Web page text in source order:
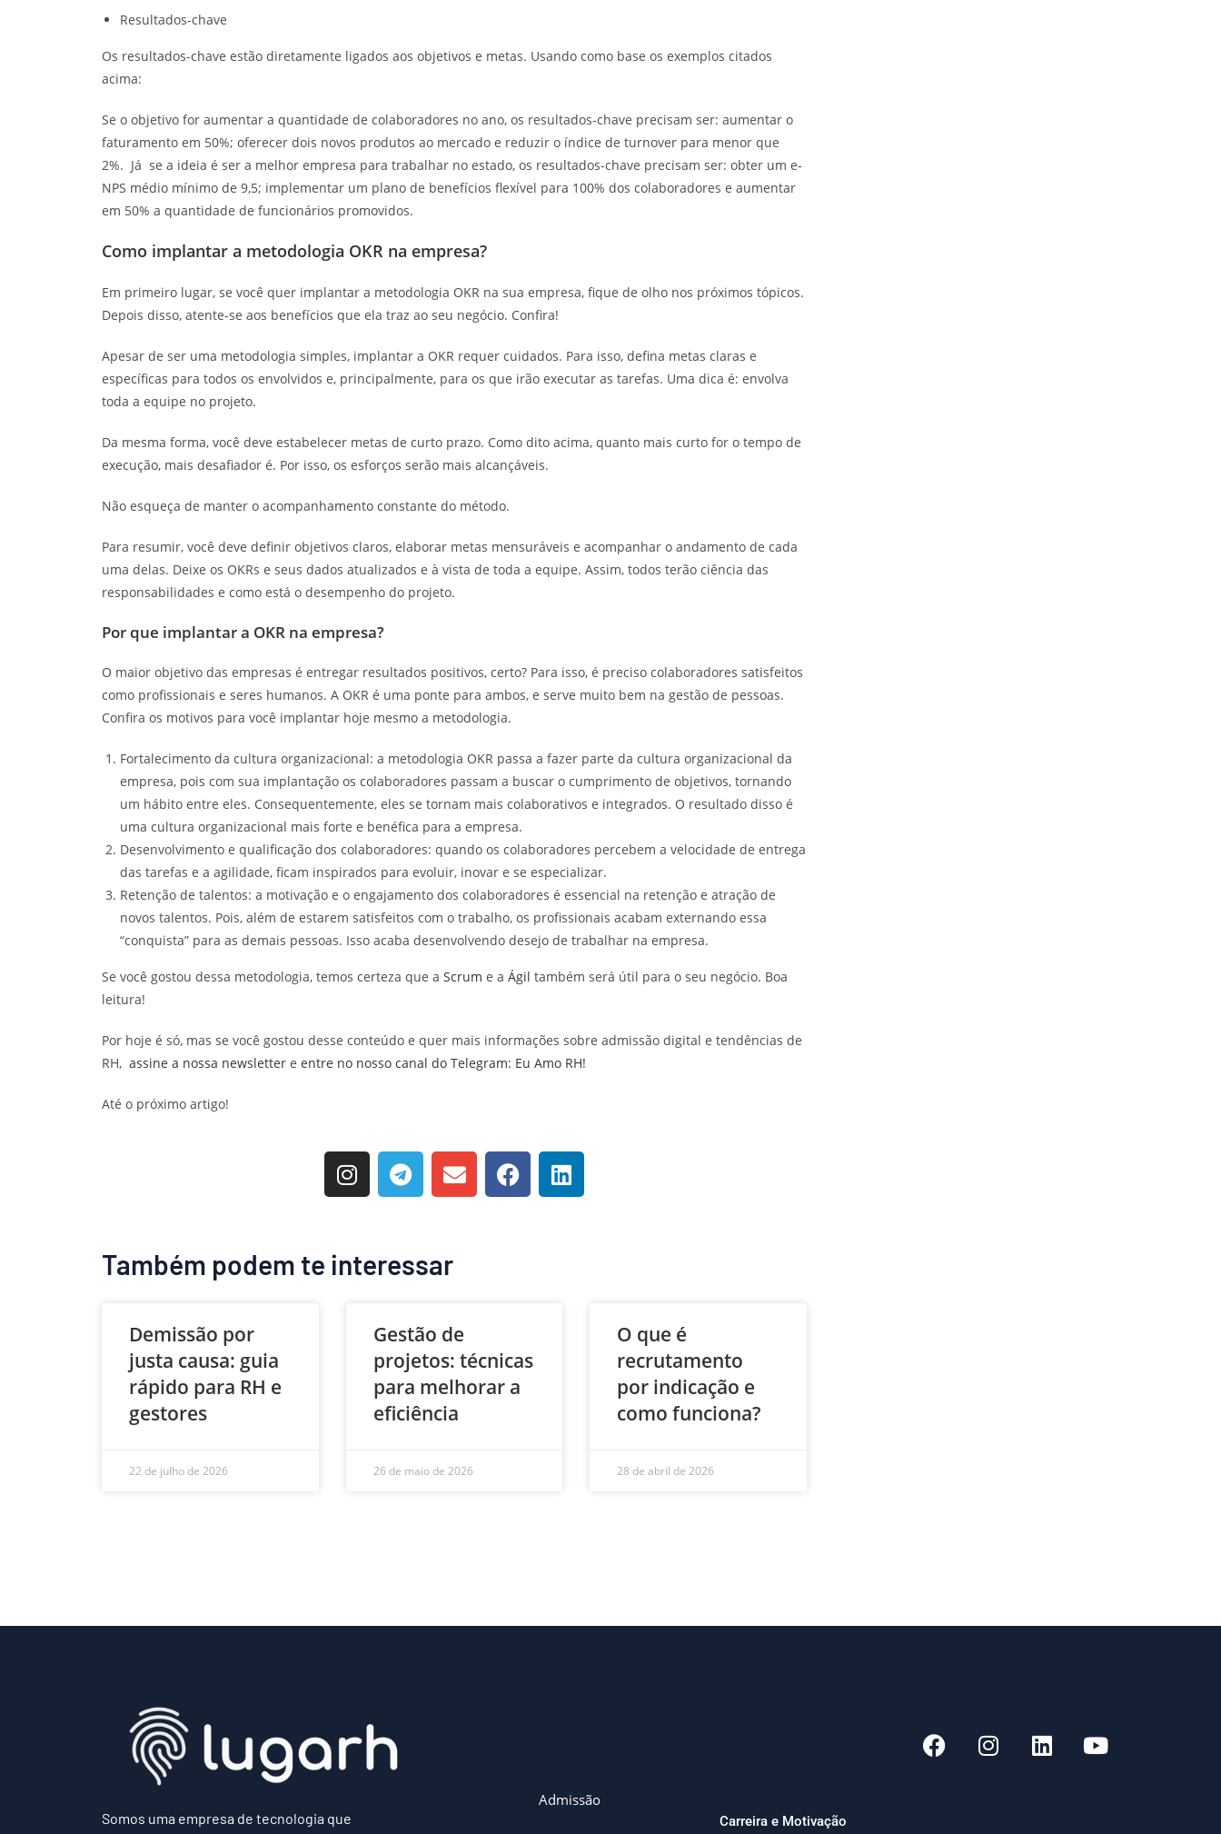
Resultados-chave
Os resultados-chave estão diretamente ligados aos objetivos e metas. Usando como base os exemplos citados
acima:
Se o objetivo for aumentar a quantidade de colaboradores no ano, os resultados-chave precisam ser: aumentar o
faturamento em 50%; oferecer dois novos produtos ao mercado e reduzir o índice de turnover para menor que
2%. Já se a ideia é ser a melhor empresa para trabalhar no estado, os resultados-chave precisam ser: obter um e-
NPS médio mínimo de 9,5; implementar um plano de benefícios flexível para 100% dos colaboradores e aumentar
em 50% a quantidade de funcionários promovidos.
Como implantar a metodologia OKR na empresa?
Em primeiro lugar, se você quer implantar a metodologia OKR na sua empresa, fique de olho nos próximos tópicos.
Depois disso, atente-se aos benefícios que ela traz ao seu negócio. Confira!
Apesar de ser uma metodologia simples, implantar a OKR requer cuidados. Para isso, defina metas claras e
específicas para todos os envolvidos e, principalmente, para os que irão executar as tarefas. Uma dica é: envolva
toda a equipe no projeto.
Da mesma forma, você deve estabelecer metas de curto prazo. Como dito acima, quanto mais curto for o tempo de
execução, mais desafiador é. Por isso, os esforços serão mais alcançáveis.
Não esqueça de manter o acompanhamento constante do método.
Para resumir, você deve definir objetivos claros, elaborar metas mensuráveis e acompanhar o andamento de cada
uma delas. Deixe os OKRs e seus dados atualizados e à vista de toda a equipe. Assim, todos terão ciência das
responsabilidades e como está o desempenho do projeto.
Por que implantar a OKR na empresa?
O maior objetivo das empresas é entregar resultados positivos, certo? Para isso, é preciso colaboradores satisfeitos
como profissionais e seres humanos. A OKR é uma ponte para ambos, e serve muito bem na gestão de pessoas.
Confira os motivos para você implantar hoje mesmo a metodologia.
Fortalecimento da cultura organizacional: a metodologia OKR passa a fazer parte da cultura organizacional da
empresa, pois com sua implantação os colaboradores passam a buscar o cumprimento de objetivos, tornando
um hábito entre eles. Consequentemente, eles se tornam mais colaborativos e integrados. O resultado disso é
uma cultura organizacional mais forte e benéfica para a empresa.
Desenvolvimento e qualificação dos colaboradores: quando os colaboradores percebem a velocidade de entrega
das tarefas e a agilidade, ficam inspirados para evoluir, inovar e se especializar.
Retenção de talentos: a motivação e o engajamento dos colaboradores é essencial na retenção e atração de
novos talentos. Pois, além de estarem satisfeitos com o trabalho, os profissionais acabam externando essa
“conquista” para as demais pessoas. Isso acaba desenvolvendo desejo de trabalhar na empresa.
Se você gostou dessa metodologia, temos certeza que a Scrum e a Ágil também será útil para o seu negócio. Boa
leitura!
Por hoje é só, mas se você gostou desse conteúdo e quer mais informações sobre admissão digital e tendências de
RH, assine a nossa newsletter e entre no nosso canal do Telegram: Eu Amo RH!
Até o próximo artigo!
Também podem te interessar
Demissão por
justa causa: guia
rápido para RH e
gestores
22 de julho de 2026
Gestão de
projetos: técnicas
para melhorar a
eficiência
26 de maio de 2026
O que é
recrutamento
por indicação e
como funciona?
28 de abril de 2026
Somos uma empresa de tecnologia que
Admissão
Carreira e Motivação